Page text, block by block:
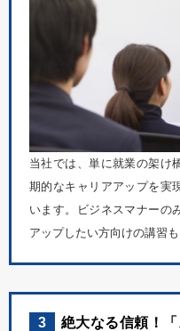
当社では、単に就業の架け
期的なキャリアアップを実
います。ビジネスマナーの
アップしたい方向けの講習も
3
絶大なる信頼！